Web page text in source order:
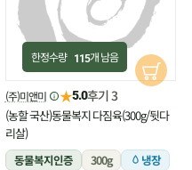
한정수량 115개 남음
(주)미앤미 ★5.0후기 3
(농할 국산)동물복지 다짐육(300g/뒷다
리살)
동물복지인증
300g 냉장